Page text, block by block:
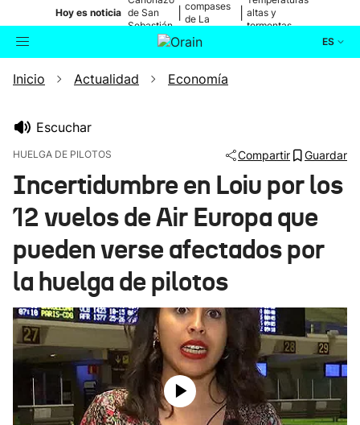
Hoy es noticia de San
Sebastián
compases
de La
altas y
tormentas
ES
Buscador Actualidad
Ikusmiran
Eguraldia
Inicio Actualidad Economía
Escuchar
HUELGA DE PILOTOS Compartir Guardar
Incertidumbre en Loiu por los
12 vuelos de Air Europa que
pueden verse afectados por
la huelga de pilotos